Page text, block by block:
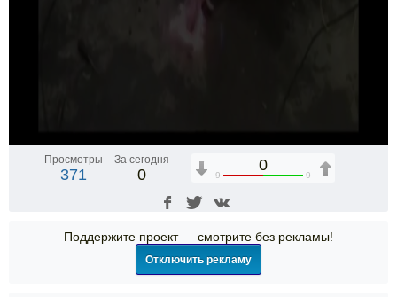
Просмотры
371
За сегодня
0
0
9 9
Поддержите проект — смотрите без рекламы!
Отключить рекламу